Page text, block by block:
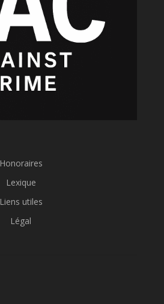
Honoraires
Lexique
Liens utiles
Légal